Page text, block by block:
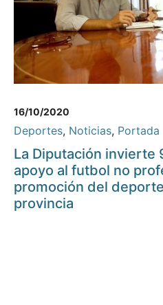
16/10/2020
Deportes, Noticias, Portada
La Diputación invierte
apoyo al futbol no
promoción del
provincia